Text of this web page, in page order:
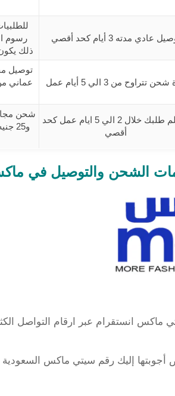
عادي مدته 3 أيام كحد أقصي
ذلك
تتراوح من 3 الي 5 أيام عمل
استلم طلبك خلال 2 الي 5 ايام عمل كحد
أقصي
الشحن والتوصيل في
انستقرام عبر ارقام التواصل
أجوبتها إليك رقم سيتي ماكس